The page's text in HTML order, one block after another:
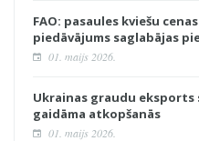
FAO: pasaules kviešu
piedāvājums saglabājas
01. maijs 2026.
Ukrainas graudu eksports
gaidāma atkopšanās
01. maijs 2026.